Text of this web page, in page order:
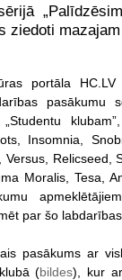
ziedoti
portāla
pasākumu
„Studentu
Insomnia,
Versus, Relicseed,
Moralis, Tesa,
par šo
pasākums ar
(bildes), kur